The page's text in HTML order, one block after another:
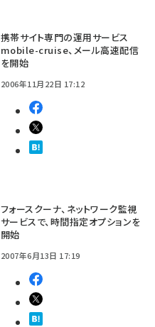
携帯サイト専門の運用サービス
mobile-cruise、メール高速配信
を開始
2006年11月22日 17:12
フォースクーナ、ネットワーク監視
サービスで、時間指定オプションを
開始
2007年6月13日 17:19